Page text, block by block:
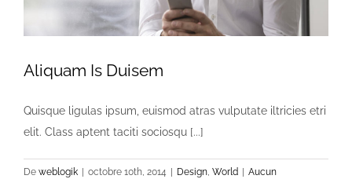
Aliquam Is Duisem
Quisque ligulas ipsum, euismod atras vulputate iltricies etri
elit. Class aptent taciti sociosqu [...]
De weblogik | octobre 10th, 2014 | Design, World | Aucun